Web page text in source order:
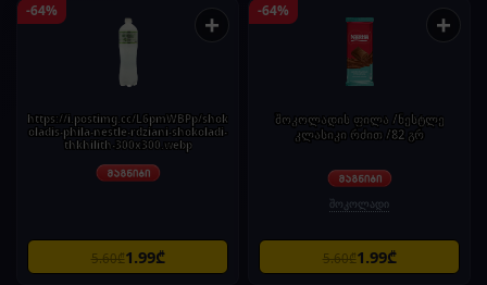
-64% +
https://i.postimg.cc/L6pmWBPp/shok
oladis-phila-nestle-rdziani-shokoladi-
thkhilith-300x300.webp
5.60₾1.99₾
-64% +
შოკოლადის ფილა /ნესტლე
კლასიკი რძით /82 გრ
შოკოლადი
5.60₾1.99₾